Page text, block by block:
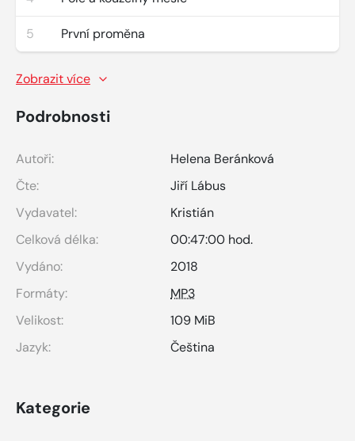
5 První proměna
Zobrazit více
Podrobnosti
Autoři:
Helena Beránková
Čte:
Jiří Lábus
Vydavatel:
Kristián
Celková délka:
00:47:00 hod.
Vydáno:
2018
Formáty:
MP3
Velikost:
109 MiB
Jazyk:
Čeština
Kategorie